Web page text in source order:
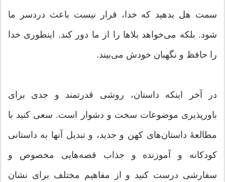
سمت هل بدهید که خدا، قرار نیست باعث دردسر ما
شود. بلکه می‌خواهد بلاها را از ما دور کند. اینطوری خدا
را حافظ و نگهبان خودش می‌بیند.
در آخر اینکه داستان، روشی قدرتمند و جدی برای
باورپذیری موضوعات سخت و دشوار است. سعی کنید با
مطالعۀ داستان‌های کهن و جدید، و تبدیل آنها به داستانی
کودکانه و آموزنده و جذاب قصه‌هایی مخصوص و
سفارشی درست کنید و از مفاهیم مختلف برای نشان